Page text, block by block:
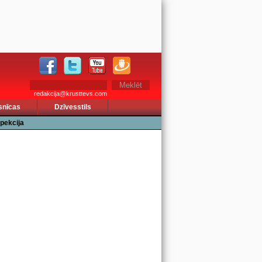
redakcija@krusttevs.com
Dzīvesstils